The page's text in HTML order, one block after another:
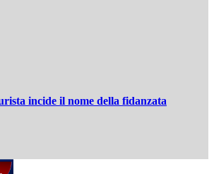
incide il nome della fidanzata